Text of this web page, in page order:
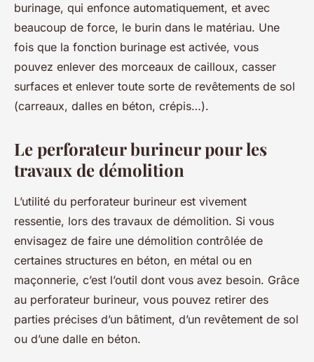
burinage, qui enfonce automatiquement, et avec
beaucoup de force, le burin dans le matériau. Une
fois que la fonction burinage est activée, vous
pouvez enlever des morceaux de cailloux, casser
surfaces et enlever toute sorte de revêtements de sol
(carreaux, dalles en béton, crépis…).
Le perforateur burineur pour les
travaux de démolition
L’utilité du perforateur burineur est vivement
ressentie, lors des travaux de démolition. Si vous
envisagez de faire une démolition contrôlée de
certaines structures en béton, en métal ou en
maçonnerie, c’est l’outil dont vous avez besoin. Grâce
au perforateur burineur, vous pouvez retirer des
parties précises d’un bâtiment, d’un revêtement de sol
ou d’une dalle en béton.